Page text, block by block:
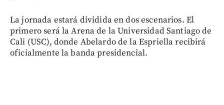
La jornada estará dividida en dos escenarios. El
primero será la Arena de la Universidad Santiago de
Cali (USC), donde Abelardo de la Espriella recibirá
oficialmente la banda presidencial.